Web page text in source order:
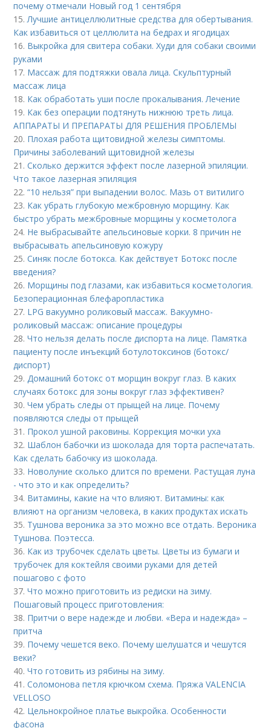
почему отмечали Новый год 1 сентября
15.Лучшие антицеллюлитные средства для обертывания.
Как избавиться от целлюлита на бедрах и ягодицах
16. Выкройка для свитера собаки. Худи для собаки своими
руками
17. Массаж для подтяжки овала лица. Скульптурный
массаж лица
18. Как обработать уши после прокалывания. Лечение
19. Как без операции подтянуть нижнюю треть лица.
АППАРАТЫ И ПРЕПАРАТЫ ДЛЯ РЕШЕНИЯ ПРОБЛЕМЫ
20. Плохая работа щитовидной железы симптомы.
Причины заболеваний щитовидной железы
21.Сколько держится эффект после лазерной эпиляции.
Что такое лазерная эпиляция
22.“10 нельзя” при выпадении волос. Мазь от витилиго
23. Как убрать глубокую межбровную морщину. Как
быстро убрать межбровные морщины у косметолога
24. Не выбрасывайте апельсиновые корки. 8 причин не
выбрасывать апельсиновую кожуру
25.Синяк после ботокса. Как действует Ботокс после
введения?
26. Морщины под глазами, как избавиться косметология.
Безоперационная блефаропластика
27. LPG вакуумно роликовый массаж. Вакуумно-
роликовый массаж: описание процедуры
28.Что нельзя делать после диспорта на лице. Памятка
пациенту после инъекций ботулотоксинов (ботокс/
диспорт)
29.Домашний ботокс от морщин вокруг глаз. В каких
случаях ботокс для зоны вокруг глаз эффективен?
30.Чем убрать следы от прыщей на лице. Почему
появляются следы от прыщей
31. Прокол ушной раковины. Коррекция мочки уха
32. Шаблон бабочки из шоколада для торта распечатать.
Как сделать бабочку из шоколада.
33. Новолуние сколько длится по времени. Растущая луна
- что это и как определить?
34. Витамины, какие на что влияют. Витамины: как
влияют на организм человека, в каких продуктах искать
35. Тушнова вероника за это можно все отдать. Вероника
Тушнова. Поэтесса.
36. Как из трубочек сделать цветы. Цветы из бумаги и
трубочек для коктейля своими руками для детей
пошагово с фото
37.Что можно приготовить из редиски на зиму.
Пошаговый процесс приготовления:
38. Притчи о вере надежде и любви. «Вера и надежда» –
притча
39. Почему чешется веко. Почему шелушатся и чешутся
веки?
40.Что готовить из рябины на зиму.
41.Соломонова петля крючком схема. Пряжа VALENCIA
VELLOSO
42. Цельнокройное платье выкройка. Особенности
фасона